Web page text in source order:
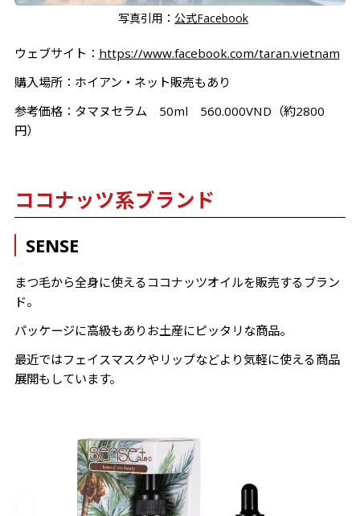
写真引用： 公式Facebook
ウェブサイト： https://www.facebook.com/taran.vietnam
購入場所：ホイアン・ネット販売もあり
参考価格：タマヌセラム 50ml 560.000VND（約2800
円）
ココナッツ系ブランド
SENSE
まつ毛から全身に使えるココナッツオイルを販売するブラン
ド。
パッケージに高級もありお土産にピッタリな商品。
最近ではフェイスマスクやリップなどより気軽に使える商品
展開もしています。